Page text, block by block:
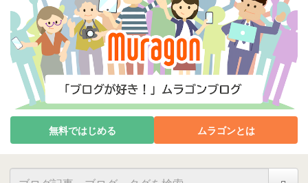
無料ではじめる ムラゴンとは